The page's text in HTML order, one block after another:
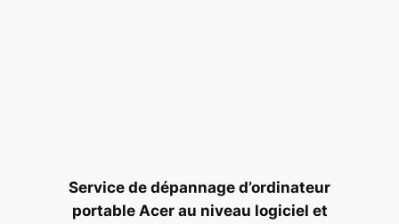
Service de dépannage d’ordinateur
portable Acer au niveau logiciel et